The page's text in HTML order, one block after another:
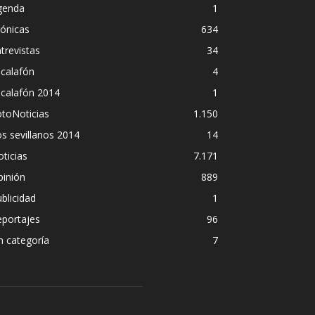
1
634
34
4
2014
1
1.150
sevillanos 2014
14
7.171
889
1
96
categoría
7